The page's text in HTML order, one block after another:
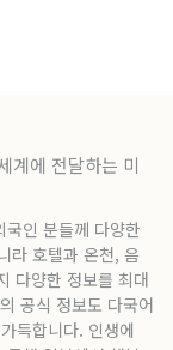
계에 전달하는 미
인 분들께 다양한
라 호텔과 온천, 음
다양한 정보를 최대
공식 정보도 다국어
득합니다. 인생에